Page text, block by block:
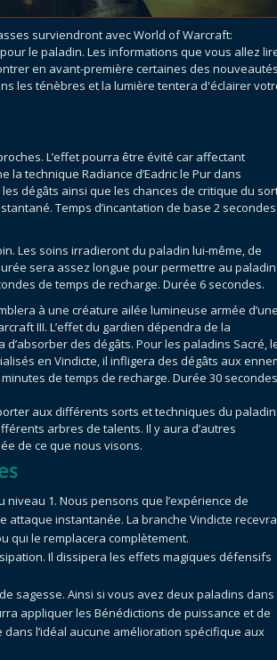
surviendront avec World of Warcraft:
le paladin. Les informations que vous allez
en avant-première certaines des
les ténèbres et la lumière tentera d'éclairer
L’effet pourra être évité car affectant
technique Radiance d’Eadric le Pur dans
dégâts ainsi que les chances de critique du
Temps d’incantation de base 2
Les soins irradieront du paladin lui-même, de
sera assez longue pour permettre au
de temps de recharge. Durée 6 secondes.
à une créature ailée lumineuse armée
III. L’effet du gardien dépendra de la
des dégâts. Pour les paladins Sacré,
en Vindicte, il infligera des dégâts aux
de temps de recharge. Durée 30
aux différents sorts et techniques du
arbres de talents. Il y aura d’autres
de ce que nous visons.
1. Nous pensons que l’expérience de
attaque instantanée. La branche Vindicte
qui le remplacera complètement.
Il dissipera les effets magiques défensifs
sagesse. Ainsi si vous avez deux paladins dans
appliquer les Bénédictions de puissance et de
l’idéal aucune amélioration spécifique aux